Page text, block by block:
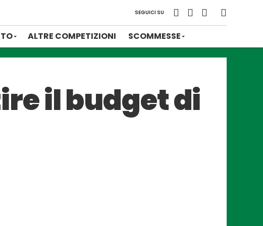
SEGUICI SU
ALTRE COMPETIZIONI SCOMMESSE
il budget di